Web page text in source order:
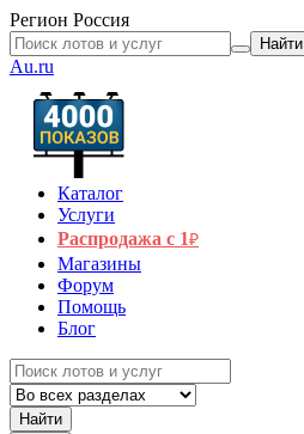
Регион Россия
Найти
Au.ru
Каталог
Услуги
Распродажа с 1₽
Магазины
Форум
Помощь
Блог
Найти